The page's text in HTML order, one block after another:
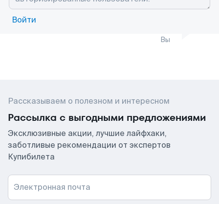
Войти
Вы
Рассказываем о полезном и интересном
Рассылка с выгодными предложениями
Эксклюзивные акции, лучшие лайфхаки,
заботливые рекомендации от экспертов
Купибилета
Электронная почта